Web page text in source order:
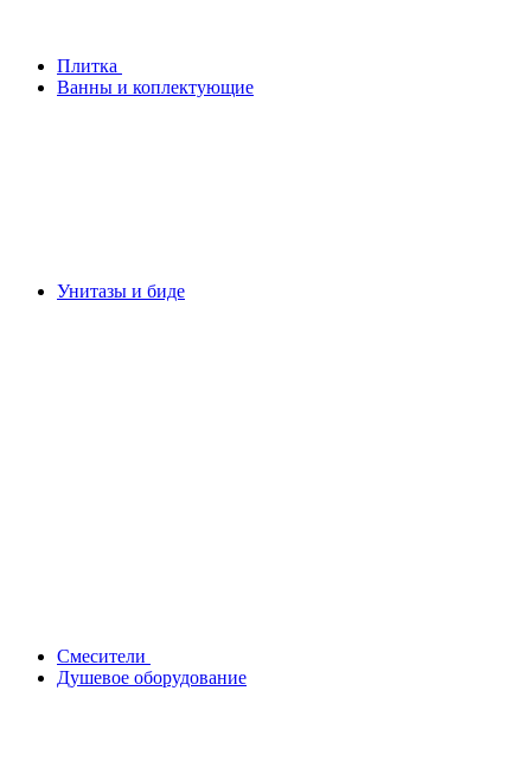
Плитка
Ванны и коплектующие
Унитазы и биде
Смесители
Душевое оборудование